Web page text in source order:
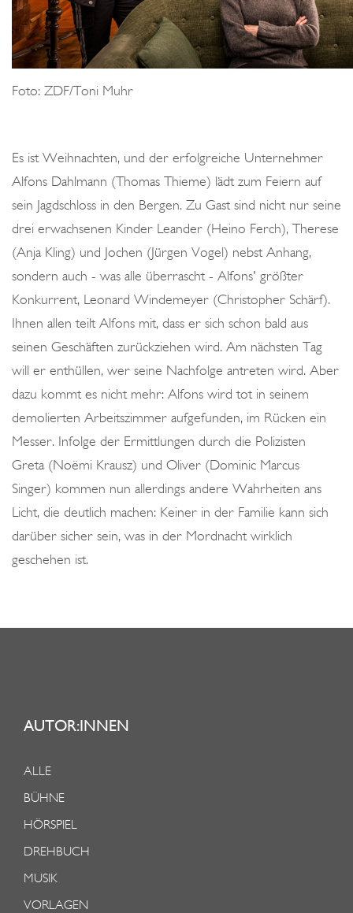
Foto: ZDF/Toni Muhr
Es ist Weihnachten, und der erfolgreiche Unternehmer
Alfons Dahlmann (Thomas Thieme) lädt zum Feiern auf
sein Jagdschloss in den Bergen. Zu Gast sind nicht nur seine
drei erwachsenen Kinder Leander (Heino Ferch), Therese
(Anja Kling) und Jochen (Jürgen Vogel) nebst Anhang,
sondern auch - was alle überrascht - Alfons' größter
Konkurrent, Leonard Windemeyer (Christopher Schärf).
Ihnen allen teilt Alfons mit, dass er sich schon bald aus
seinen Geschäften zurückziehen wird. Am nächsten Tag
will er enthüllen, wer seine Nachfolge antreten wird. Aber
dazu kommt es nicht mehr: Alfons wird tot in seinem
demolierten Arbeitszimmer aufgefunden, im Rücken ein
Messer. Infolge der Ermittlungen durch die Polizisten
Greta (Noëmi Krausz) und Oliver (Dominic Marcus
Singer) kommen nun allerdings andere Wahrheiten ans
Licht, die deutlich machen: Keiner in der Familie kann sich
darüber sicher sein, was in der Mordnacht wirklich
geschehen ist.
AUTOR:INNEN
ALLE
BÜHNE
HÖRSPIEL
DREHBUCH
MUSIK
VORLAGEN